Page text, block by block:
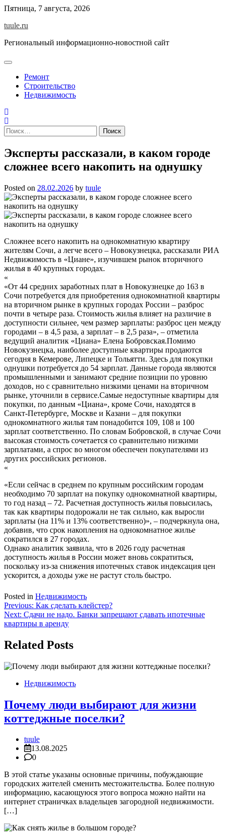
Skip
content
Пятница, 7 августа, 2026
tuule.ru
Региональный информационно-новостной сайт
Ремонт
Строительство
Недвижимость
Найти:
Эксперты рассказали, в каком городе
сложнее всего накопить на однушку
Posted on 28.02.2026 by tuule
Сложнее всего накопить на однокомнатную квартиру
жителям Сочи, а легче всего – Новокузнецка, рассказали РИА
Недвижимость в «Циане», изучившем рынок вторичного
жилья в 40 крупных городах.
«
«От 44 средних заработных плат в Новокузнецке до 163 в
Сочи потребуется для приобретения однокомнатной квартиры
на вторичном рынке в крупных городах России – разброс
почти в четыре раза. Стоимость жилья влияет на различие в
доступности сильнее, чем размер зарплаты: разброс цен между
городами – в 4,5 раза, а зарплат – в 2,5 раза», – отметила
ведущий аналитик «Циана» Елена Бобровская.Помимо
Новокузнецка, наиболее доступные квартиры продаются
сегодня в Кемерове, Липецке и Тольятти. Здесь для покупки
однушки потребуется до 54 зарплат. Данные города являются
промышленными и занимают средние позиции по уровню
доходов, но с сравнительно низкими ценами на вторичном
рынке, уточнили в сервисе.Самые недоступные квартиры для
покупки, по данным «Циана», кроме Сочи, находятся в
Санкт-Петербурге, Москве и Казани – для покупки
однокомнатного жилья там понадобится 109, 108 и 100
зарплат соответственно. По словам Бобровской, в случае Сочи
высокая стоимость сочетается со сравнительно низкими
зарплатами, а спрос во многом обеспечен покупателями из
других российских регионов.
«
«Если сейчас в среднем по крупным российским городам
необходимо 70 зарплат на покупку однокомнатной квартиры,
то год назад – 72. Расчетная доступность жилья повысилась,
так как квартиры подорожали не так сильно, как выросли
зарплаты (на 11% и 13% соответственно)», – подчеркнула она,
добавив, что срок накопления на однокомнатное жилье
сократился в 27 городах.
Однако аналитик заявила, что в 2026 году расчетная
доступность жилья в России может вновь сократиться,
поскольку из-за снижения ипотечных ставок индексация цен
ускорится, а доходы уже не растут столь быстро.
Posted in Недвижимость
Навигация
по
Previous: Как сделать клейстер?
Next: Сдачи не надо. Банки запрещают сдавать ипотечные
квартиры в аренду
Related Posts
Недвижимость
Почему люди выбирают для жизни
коттеджные поселки?
tuule
13.08.2025
0
В этой статье указаны основные причины, побуждающие
городских жителей сменить местожительства. Более полную
информацию, касающуюся этого вопроса можно найти на
интернет страничках владельцев загородной недвижимости.
[…]